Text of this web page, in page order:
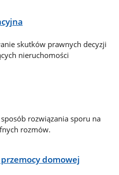
skutków prawnych decyzji
nieruchomości
rozwiązania sporu na
rozmów.
domowej